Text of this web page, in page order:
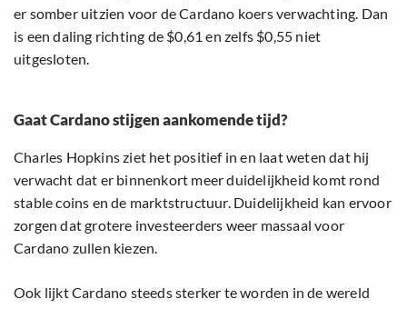
er somber uitzien voor de Cardano koers verwachting. Dan
is een daling richting de $0,61 en zelfs $0,55 niet
uitgesloten.
Gaat Cardano stijgen aankomende tijd?
Charles Hopkins ziet het positief in en laat weten dat hij
verwacht dat er binnenkort meer duidelijkheid komt rond
stable coins en de marktstructuur. Duidelijkheid kan ervoor
zorgen dat grotere investeerders weer massaal voor
Cardano zullen kiezen.
Ook lijkt Cardano steeds sterker te worden in de wereld